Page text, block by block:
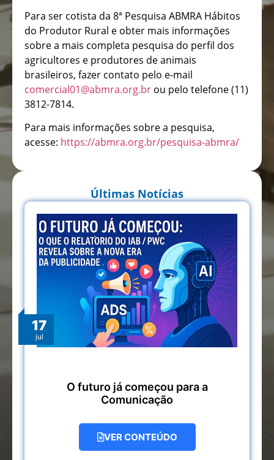
Para ser cotista da 8ª Pesquisa ABMRA Hábitos
do Produtor Rural e obter mais informações
sobre a mais completa pesquisa do perfil dos
agricultores e produtores de animais
brasileiros, fazer contato pelo e-mail
comercial01@abmra.org.br ou pelo telefone (11)
3812-7814.
Para mais informações sobre a pesquisa,
acesse: https://abmra.org.br/pesquisa-abmra/
Últimas Notícias
17
jul
O futuro já começou para a
Comunicação
VER CONTEÚDO